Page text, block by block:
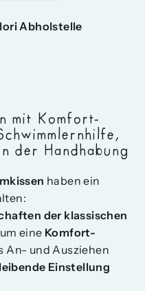
Abholstelle
mit Komfort-
der Handhabung
haben ein
der klassischen
eine Komfort-
An- und Ausziehen
Einstellung